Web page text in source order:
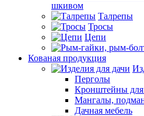
шкивом
Талрепы
Тросы
Цепи
Кованая продукция
Перголы
Кронштейны для
Мангалы,
Дачная мебель